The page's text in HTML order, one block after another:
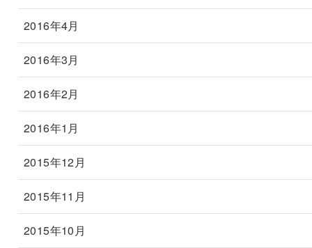
2016年4月
2016年3月
2016年2月
2016年1月
2015年12月
2015年11月
2015年10月